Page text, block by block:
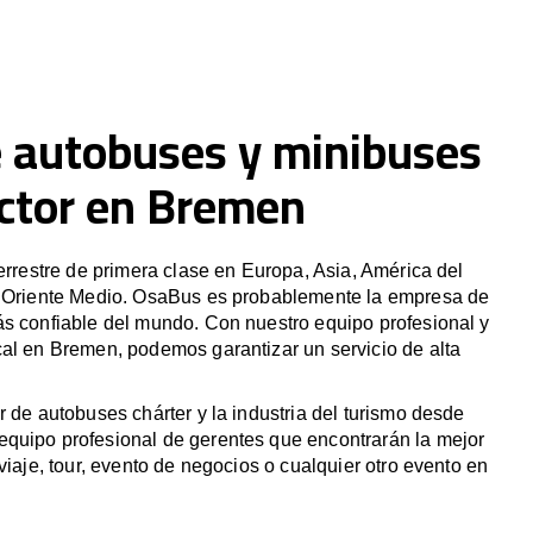
y minibuses
en Bremen
de primera clase en Europa, Asia, América del
Medio. OsaBus es probablemente la empresa de
confiable del mundo. Con nuestro equipo profesional y
en Bremen, podemos garantizar un servicio de alta
de autobuses chárter y la industria del turismo desde
profesional de gerentes que encontrarán la mejor
tour, evento de negocios o cualquier otro evento en